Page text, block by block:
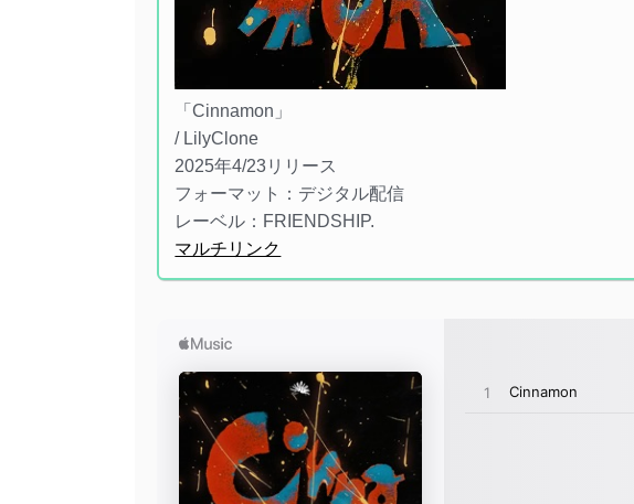
「Cinnamon」
/ LilyClone
2025年4/23リリース
フォーマット：デジタル配信
レーベル：FRIENDSHIP.
マルチリンク